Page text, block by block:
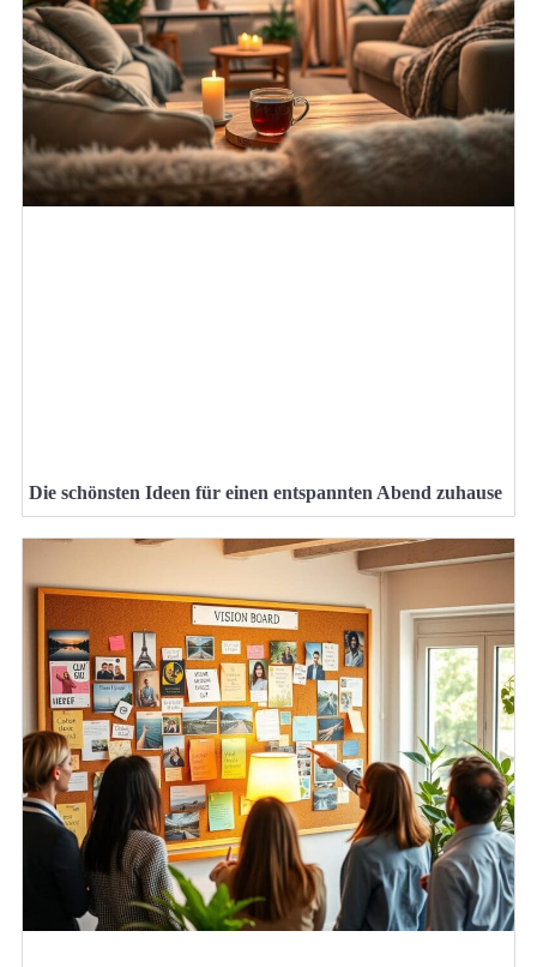
Die schönsten Ideen für einen entspannten Abend zuhause